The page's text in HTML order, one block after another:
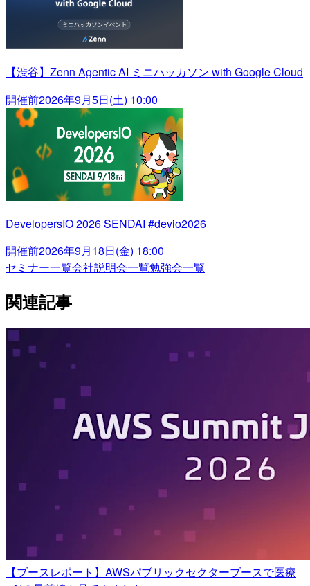
【渋谷】Zenn Agentic AI ミニハッカソン with Google Cloud
開催前2026年9月5日(土) 10:00
DevelopersIO 2026 SENDAI #devio2026
開催前2026年9月18日(金) 18:00
セミナー一覧会社説明会一覧勉強会一覧
関連記事
【ブースレポート】AWSパブリックセクターブースで医療